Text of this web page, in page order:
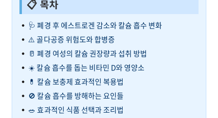
📋 목차
🩺 폐경 후 에스트로겐 감소와 칼슘 흡수 변화
⚠️ 골다공증 위험도와 합병증
🥛 폐경 여성의 칼슘 권장량과 섭취 방법
☀️ 칼슘 흡수를 돕는 비타민 D와 영양소
💊 칼슘 보충제 효과적인 복용법
🚫 칼슘 흡수를 방해하는 요인들
🥗 효과적인 식품 선택과 조리법